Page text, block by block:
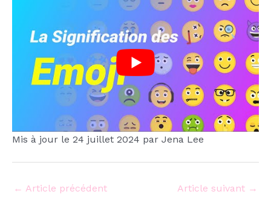
Mis à jour le 24 juillet 2024 par Jena Lee
← Article précédent Article suivant →